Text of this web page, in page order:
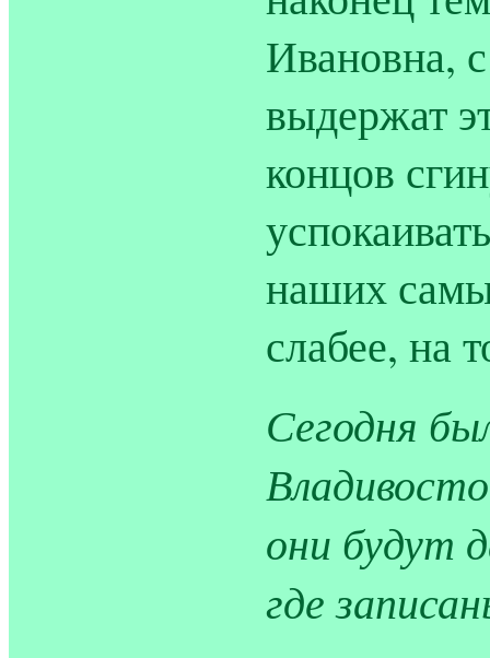
Ивановна,
выдержат
концов
наших
слабее, на
Сегодня
они будут
где